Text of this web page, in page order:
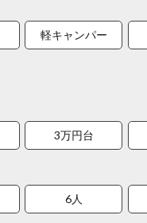
軽キャンパー
3万円台
6人